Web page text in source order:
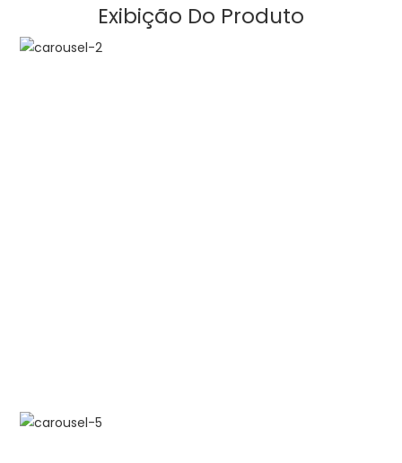
Exibição Do Produto